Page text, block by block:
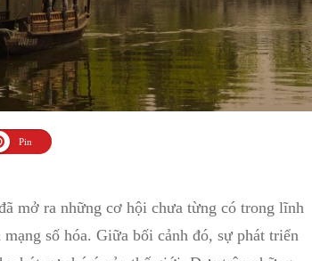
Pin
mở ra những cơ hội chưa từng có trong lĩnh
số hóa. Giữa bối cảnh đó, sự phát triển